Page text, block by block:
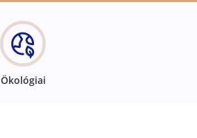
Ökológiai